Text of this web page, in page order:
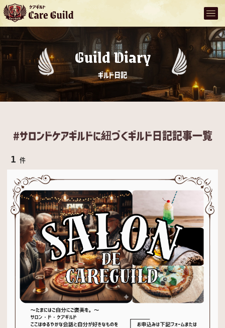
Guild Diary
ギルド日記
#サロンドケアギルドに紐づくギルド日記記事一覧
1 件